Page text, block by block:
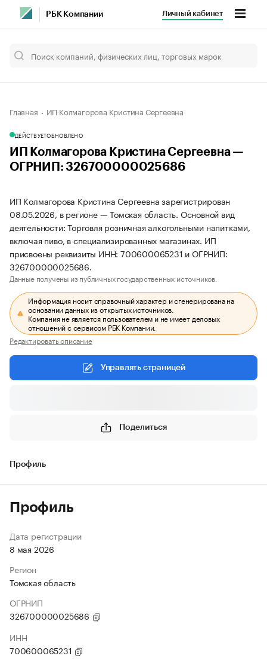
РБК Компании Личный кабинет
Главная ИП Колмагорова Кристина Сергеевна
ДЕЙСТВУЕТОБНОВЛЕНО
ИП Колмагорова Кристина Сергеевна —
ОГРНИП: 326700000025686
ИП Колмагорова Кристина Сергеевна зарегистрирован
08.05.2026, в регионе — Томская область. Основной вид
деятельности: Торговля розничная алкогольными напитками,
включая пиво, в специализированных магазинах. ИП
присвоены реквизиты ИНН: 700600065231 и ОГРНИП:
326700000025686.
Данные получены из публичных государственных источников.
Информация носит справочный характер и сгенерирована на
основании данных из открытых источников.
Компания не является пользователем и не имеет деловых
отношений с сервисом РБК Компании.
Редактировать описание
Управлять страницей
Поделиться
Профиль
Профиль
Дата регистрации
8 мая 2026
Регион
Томская область
ОГРНИП
326700000025686
ИНН
700600065231